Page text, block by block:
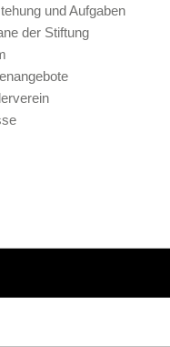
und Aufgaben
der Stiftung